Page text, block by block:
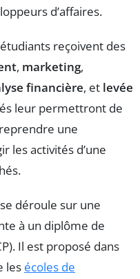
d’affaires.
reçoivent des
, marketing,
financière, et levée
leur permettront de
une
les activités d’une
déroule sur une
à un diplôme de
Il est proposé dans
les écoles de